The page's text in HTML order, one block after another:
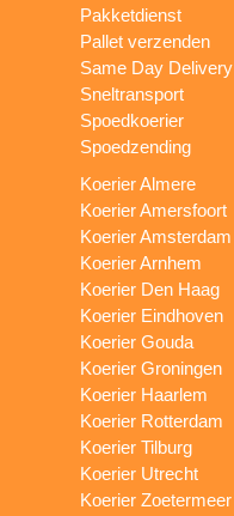
Pakketdienst
Pallet verzenden
Same Day Delivery
Sneltransport
Spoedkoerier
Spoedzending
Koerier Almere
Koerier Amersfoort
Koerier Amsterdam
Koerier Arnhem
Koerier Den Haag
Koerier Eindhoven
Koerier Gouda
Koerier Groningen
Koerier Haarlem
Koerier Rotterdam
Koerier Tilburg
Koerier Utrecht
Koerier Zoetermeer